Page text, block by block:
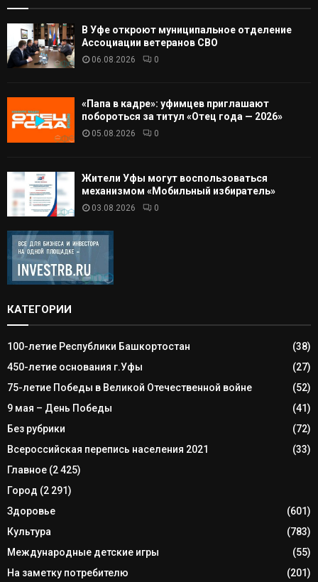
В Уфе откроют муниципальное отделение
Ассоциации ветеранов СВО
06.08.2026 0
«Папа в кадре»: уфимцев приглашают
побороться за титул «Отец года — 2026»
05.08.2026 0
Жители Уфы могут воспользоваться
механизмом «Мобильный избиратель»
03.08.2026 0
КАТЕГОРИИ
100-летие Республики Башкортостан
(38)
450-летие основания г.Уфы
(27)
75-летие Победы в Великой Отечественной войне
(52)
9 мая – День Победы
(41)
Без рубрики
(72)
Всероссийская перепись населения 2021
(33)
Главное (2 425)
Город (2 291)
Здоровье
(601)
Культура
(783)
Международные детские игры
(55)
На заметку потребителю
(201)